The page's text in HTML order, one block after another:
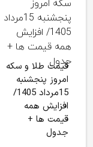
قیمت طلا و سکه
امروز پنجشنبه
15مرداد 1405/
افزایش همه
قیمت ها +
جدول